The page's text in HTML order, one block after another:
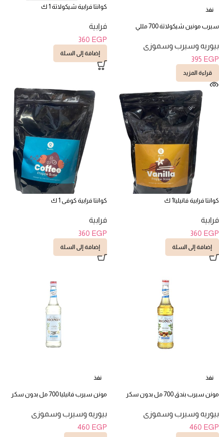
نفذ
سيرب مونين شيكولاتة 700 مللي
بيوريه وسيرب وسموزى
395 EGP
قراءة المزيد
كوانتا فرابية شيكولاتة 1 ك
فرابية
360 EGP
إضافة إلى السلة
كوانتا فرابية فانيليا1 ك
فرابية
360 EGP
إضافة إلى السلة
كوانتا فرابية كوفى 1 ك
فرابية
360 EGP
إضافة إلى السلة
نفذ
مونن سيرب بندق 700 مل بدون سكر
بيوريه وسيرب وسموزى
460 EGP
نفذ
مونن سيرب فانيليا 700 مل بدون سكر
بيوريه وسيرب وسموزى
460 EGP